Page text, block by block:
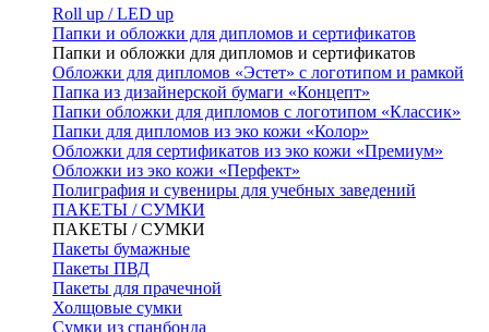
Roll up / LED up
Папки и обложки для дипломов и сертификатов
Папки и обложки для дипломов и сертификатов
Обложки для дипломов «Эстет» с логотипом и рамкой
Папка из дизайнерской бумаги «Концепт»
Папки обложки для дипломов с логотипом «Классик»
Папки для дипломов из эко кожи «Колор»
Обложки для сертификатов из эко кожи «Премиум»
Обложки из эко кожи «Перфект»
Полиграфия и сувениры для учебных заведений
ПАКЕТЫ / СУМКИ
ПАКЕТЫ / СУМКИ
Пакеты бумажные
Пакеты ПВД
Пакеты для прачечной
Холщовые сумки
Сумки из спанбонда